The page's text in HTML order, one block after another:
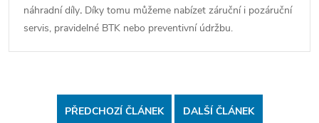
náhradní díly. Díky tomu můžeme nabízet záruční i pozáruční
servis, pravidelné BTK nebo preventivní údržbu.
PŘEDCHOZÍ ČLÁNEK DALŠÍ ČLÁNEK